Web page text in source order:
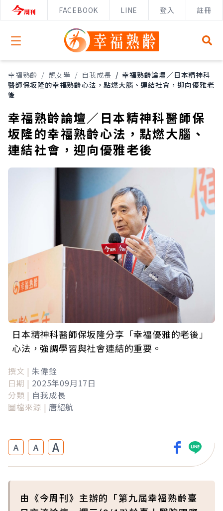
FACEBOOK LINE 登入 註冊
Open menu
幸福熟齡 / 靚女學 / 自我成長 / 幸福熟齡論壇／日本精神科
醫師保坂隆的幸福熟齡心法，點燃大腦、連結社會，迎向優雅老
後
幸福熟齡論壇／日本精神科醫師保
坂隆的幸福熟齡心法，點燃大腦、
連結社會，迎向優雅老後
日本精神科醫師保坂隆分享「幸福優雅的老後」
心法，強調學習與社會連結的重要。
撰文 | 朱偉銓
日期 | 2025年09月17日
分類 | 自我成長
圖檔來源 | 唐紹航
A A A
由《今周刊》主辦的「第九屆幸福熟齡臺